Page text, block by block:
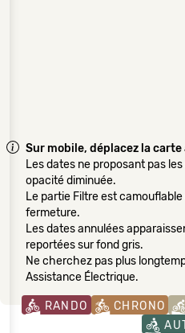
Sur mobile, déplacez la carte
Les dates ne proposant pas
opacité diminuée.
Le partie Filtre est
fermeture.
Les dates annulées
reportées sur fond gris.
Ne cherchez pas plus
Assistance Électrique.
RANDO CHRONO